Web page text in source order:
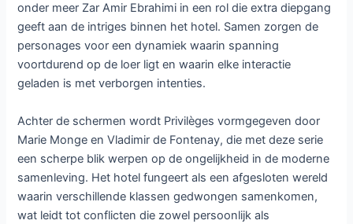
onder meer Zar Amir Ebrahimi in een rol die extra diepgang
geeft aan de intriges binnen het hotel. Samen zorgen de
personages voor een dynamiek waarin spanning
voortdurend op de loer ligt en waarin elke interactie
geladen is met verborgen intenties.
Achter de schermen wordt Privilèges vormgegeven door
Marie Monge en Vladimir de Fontenay, die met deze serie
een scherpe blik werpen op de ongelijkheid in de moderne
samenleving. Het hotel fungeert als een afgesloten wereld
waarin verschillende klassen gedwongen samenkomen,
wat leidt tot conflicten die zowel persoonlijk als